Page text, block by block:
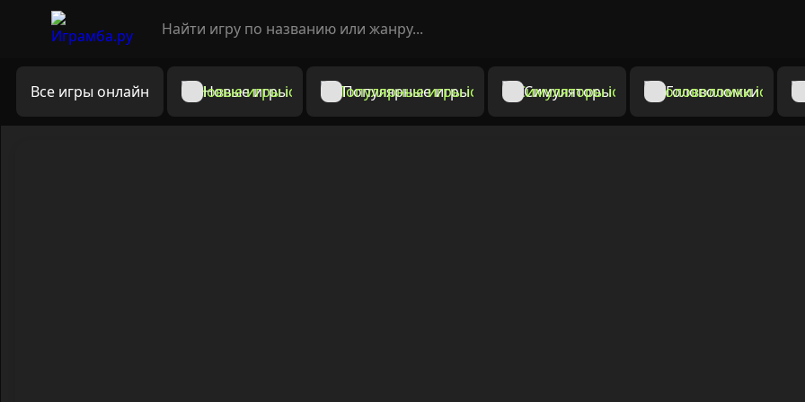
Все игры онлайн Новые игры Популярные игры Симуляторы Головоломки